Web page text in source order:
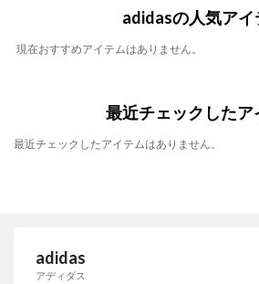
adidasの人気アイ
現在おすすめアイテムはありません。
最近チェックしたア
最近チェックしたアイテムはありません。
adidas
アディダス